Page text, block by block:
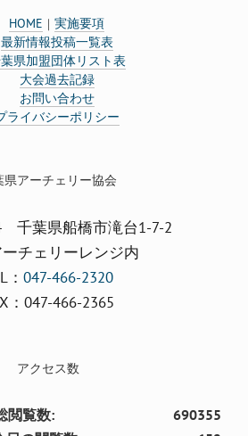
HOME ｜実施要項
最新情報投稿一覧表
県加盟団体リスト表
大会過去記録
お問い合わせ
ライバシーポリシー
県アーチェリー協会
千葉県船橋市滝台1-7-2
チェリーレンジ内
： 047-466-2320
：047-466-2365
アクセス数
690355
閲覧数: